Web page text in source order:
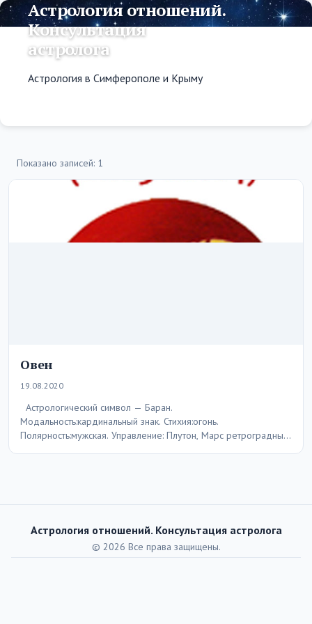
Астрология отношений.
Консультация
астролога
Астрология в Симферополе и Крыму
Показано записей: 1
Овен
19.08.2020
Астрологический символ — Баран.
Модальность:кардинальный знак. Стихия:огонь.
Полярность:мужская. Управление: Плутон, Марс ретроградный.
Астрология отношений. Консультация астролога
© 2026 Все права защищены.